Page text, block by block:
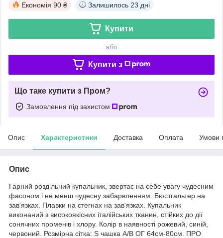
Економія 90 ₴ Залишилось 23 дні
Купити
або
Купити з
Що таке купити з Пром?
Замовлення під захистом
Опис Характеристики Доставка Оплата Умови
Опис
Гарний роздільний купальник, звертає на себе увагу чудесним
фасоном і не менш чудесну забарвленням. Бюстгальтер на
зав'язках. Плавки на стегнах на зав'язках. Купальник
виконаний з високоякісних італійських тканин, стійких до дії
сонячних променів і хлору. Колір в наявності рожевий, синій,
червоний. Розмірна сітка: S чашка A/B ОГ 64см-80см. ПРО